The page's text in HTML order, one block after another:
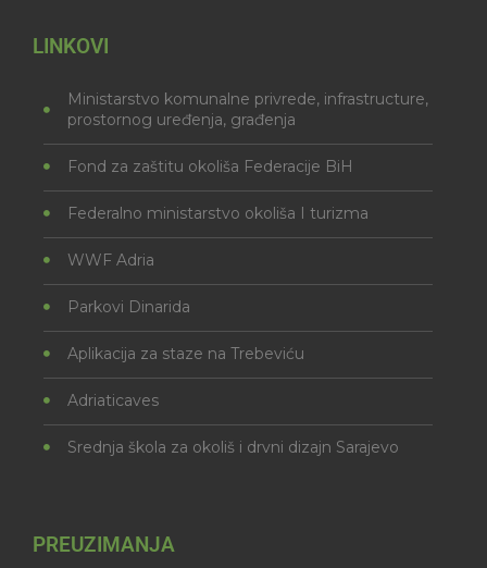
LINKOVI
Ministarstvo komunalne privrede, infrastructure,
prostornog uređenja, građenja
Fond za zaštitu okoliša Federacije BiH
Federalno ministarstvo okoliša I turizma
WWF Adria
Parkovi Dinarida
Aplikacija za staze na Trebeviću
Adriaticaves
Srednja škola za okoliš i drvni dizajn Sarajevo
PREUZIMANJA